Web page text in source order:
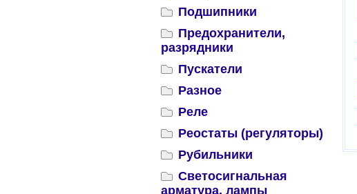
Подшипники
Предохранители,
разрядники
Пускатели
Разное
Реле
Реостаты (регуляторы)
Рубильники
Светосигнальная
арматура, лампы